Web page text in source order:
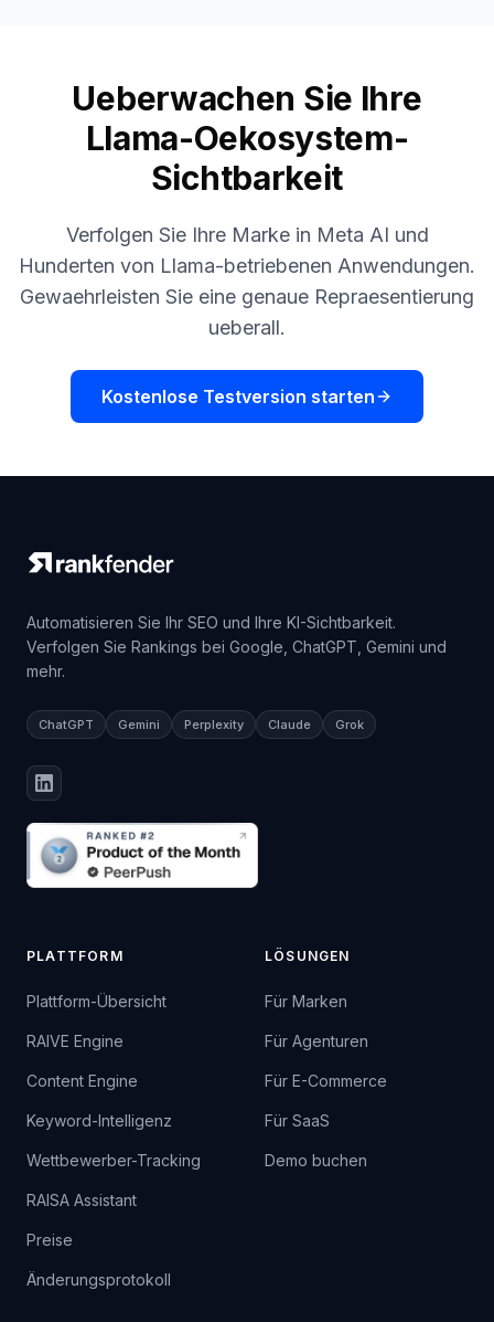
Ueberwachen Sie Ihre
Llama-Oekosystem-
Sichtbarkeit
Verfolgen Sie Ihre Marke in Meta AI und
Hunderten von Llama-betriebenen Anwendungen.
Gewaehrleisten Sie eine genaue Repraesentierung
ueberall.
Kostenlose Testversion starten
Automatisieren Sie Ihr SEO und Ihre KI-Sichtbarkeit.
Verfolgen Sie Rankings bei Google, ChatGPT, Gemini und
mehr.
ChatGPT Gemini Perplexity Claude Grok
PLATTFORM
Plattform-Übersicht
RAIVE Engine
Content Engine
Keyword-Intelligenz
Wettbewerber-Tracking
RAISA Assistant
Preise
Änderungsprotokoll
LÖSUNGEN
Für Marken
Für Agenturen
Für E-Commerce
Für SaaS
Demo buchen